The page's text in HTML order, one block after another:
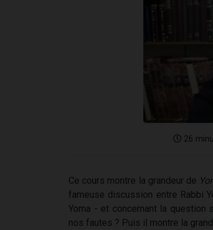
26
Ce cours montre la grandeur de
fameuse discussion entre Rabbi
Yoma - et concernant la question
nos fautes ? Puis il montre la